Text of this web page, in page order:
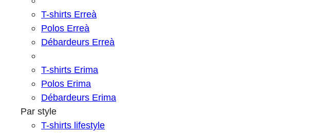
T-shirts Erreà
Polos Erreà
Débardeurs Erreà
T-shirts Erima
Polos Erima
Débardeurs Erima
Par style
T-shirts lifestyle